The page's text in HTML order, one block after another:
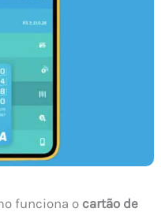
funciona o cartão de